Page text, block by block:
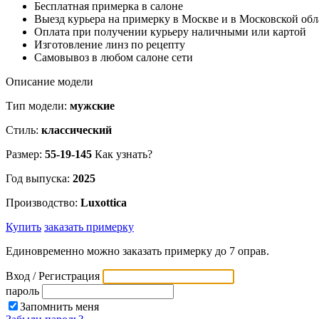
Бесплатная примерка в салоне
Выезд курьера на примерку в Москве и в Московской
Оплата при получении курьеру наличными или картой
Изготовление линз по рецепту
Самовывоз в любом салоне сети
Описание модели
Тип модели: мужские
Стиль: классический
Размер: 55-19-145 Как узнать?
Год выпуска: 2025
Производство: Luxottica
Купить заказать примерку
Единовременно можно заказать примерку до 7 оправ.
Вход / Регистрация
пароль
Запомнить меня